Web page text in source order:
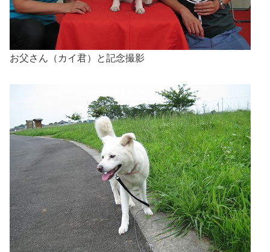
お父さん（カイ君）と記念撮影